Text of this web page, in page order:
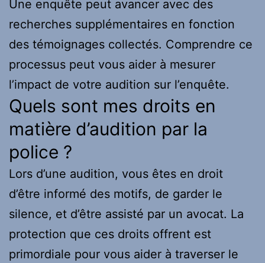
Une enquête peut avancer avec des
recherches supplémentaires en fonction
des témoignages collectés. Comprendre ce
processus peut vous aider à mesurer
l’impact de votre audition sur l’enquête.
Quels sont mes droits en
matière d’audition par la
police ?
Lors d’une audition, vous êtes en droit
d’être informé des motifs, de garder le
silence, et d’être assisté par un avocat. La
protection que ces droits offrent est
primordiale pour vous aider à traverser le